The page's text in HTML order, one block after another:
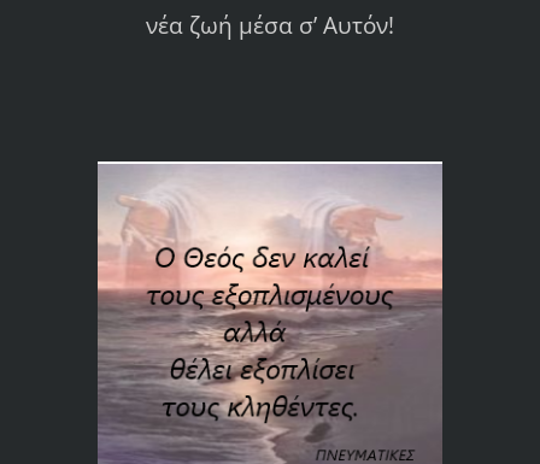
νέα ζωή μέσα σ’ Αυτόν!